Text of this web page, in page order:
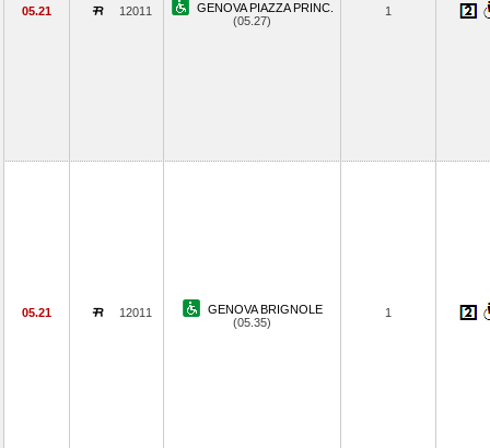
05.21 12011
GENOVA PIAZZA PRINC.
(05.27)
1
05.21 12011
GENOVA BRIGNOLE
(05.35)
1